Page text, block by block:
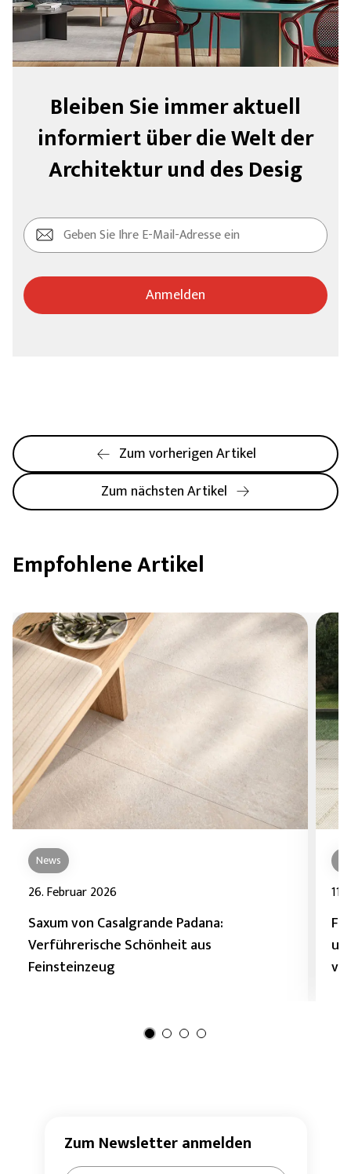
Bleiben Sie immer aktuell
informiert über die Welt der
Architektur und des Desig
Anmelden
Zum vorherigen Artikel
Zum nächsten Artikel
Empfohlene Artikel
News
26. Februar 2026
Saxum von Casalgrande Padana:
Verführerische Schönheit aus
Feinsteinzeug
11.
Zum Newsletter anmelden